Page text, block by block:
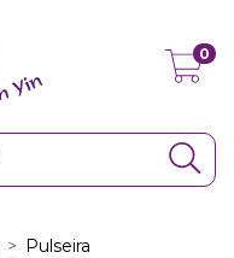
0
> Pulseira